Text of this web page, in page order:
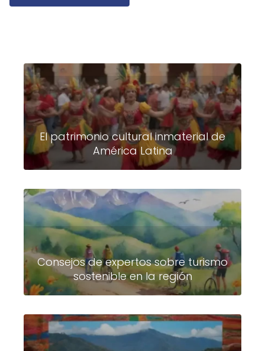
El patrimonio cultural inmaterial de
América Latina
Consejos de expertos sobre turismo
sostenible en la región